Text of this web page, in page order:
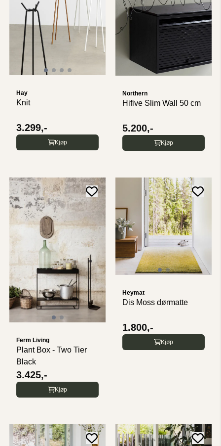
Hay
Knit
3.299,-
Kjøp
Northern
Hifive Slim Wall 50 cm
5.200,-
Kjøp
Ferm Living
Plant Box - Two Tier
Black
3.425,-
Kjøp
Heymat
Dis Moss dørmatte
1.800,-
Kjøp